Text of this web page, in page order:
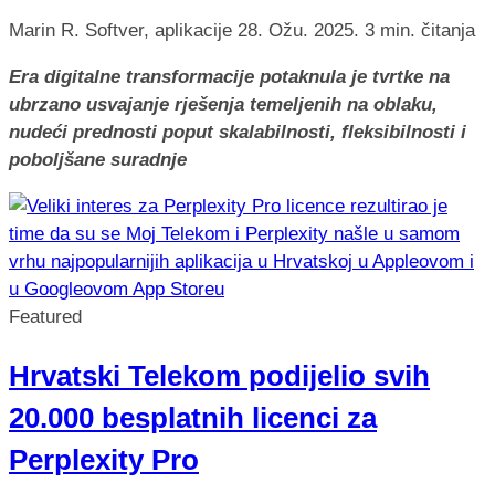
Marin R. Softver, aplikacije 28. Ožu. 2025. 3 min. čitanja
Era digitalne transformacije potaknula je tvrtke na
ubrzano usvajanje rješenja temeljenih na oblaku,
nudeći prednosti poput skalabilnosti, fleksibilnosti i
poboljšane suradnje
Featured
Hrvatski Telekom podijelio svih
20.000 besplatnih licenci za
Perplexity Pro